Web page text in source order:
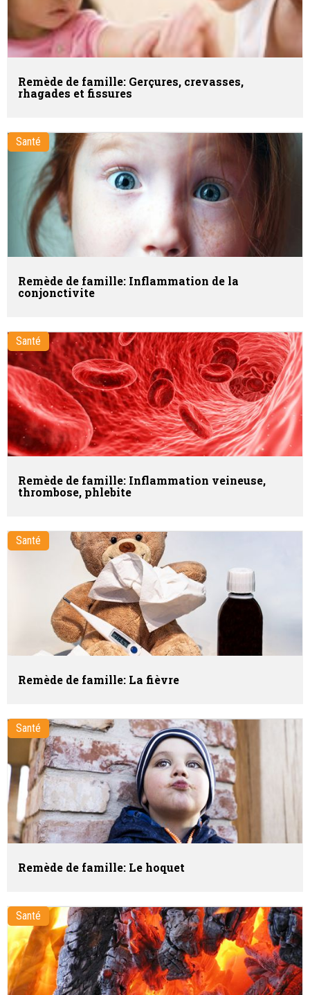
Remède de famille: Gerçures, crevasses,
rhagades et fissures
Santé
Remède de famille: Inflammation de la
conjonctivite
Santé
Remède de famille: Inflammation veineuse,
thrombose, phlebite
Santé
Remède de famille: La fièvre
Santé
Remède de famille: Le hoquet
Santé